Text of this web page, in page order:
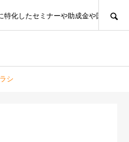
化したセミナーや助成金や国策、法
シ